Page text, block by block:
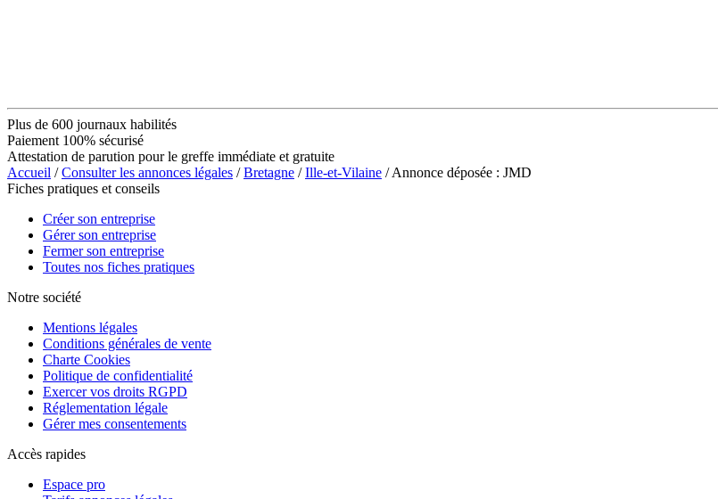
Plus de 600 journaux habilités
Paiement 100% sécurisé
Attestation de parution pour le greffe immédiate et gratuite
Accueil /Consulter les annonces légales /Bretagne /Ille-et-Vilaine / Annonce déposée : JMD
Fiches pratiques et conseils
Créer son entreprise
Gérer son entreprise
Fermer son entreprise
Toutes nos fiches pratiques
Notre société
Mentions légales
Conditions générales de vente
Charte Cookies
Politique de confidentialité
Exercer vos droits RGPD
Réglementation légale
Gérer mes consentements
Accès rapides
Espace pro